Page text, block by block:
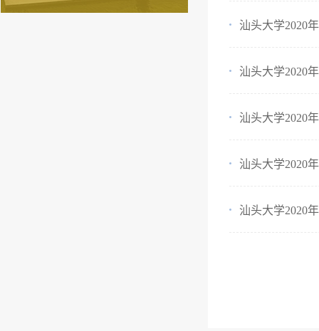
汕头大学2020
汕头大学2020
汕头大学2020
汕头大学2020
汕头大学2020